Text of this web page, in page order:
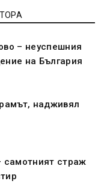
– неуспешния
на България
надживял
самотният страж